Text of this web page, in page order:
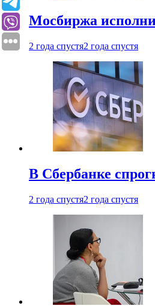
Мосбиржа
2 года спустя2 года спустя
В Сбербанке
2 года спустя2 года спустя